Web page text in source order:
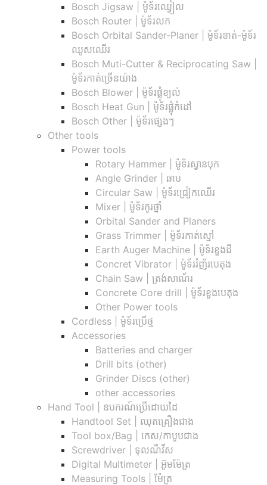
Bosch Jigsaw | ម៉ូទ័រឈ្វៀល
Bosch Router | ម៉ូទ័រលក
Bosch Orbital Sander-Planer​ | ម៉ូទ័រខាត់-ម៉ូទ័រ
ឈូសឈើរ
Bosch Muti-Cutter & Reciprocating Saw​ |
ម៉ូទ័រកាត់ច្រើនយ៉ាង
Bosch Blower | ម៉ូទ័រផ្លុំខ្យល់
Bosch Heat Gun | ម៉ូទ័រផ្លុំកំដៅ
Bosch Other | ម៉ូទ័រផ្សេងៗ
Other tools
Power tools
Rotary Hammer | ម៉ូទ័រស្វានបុក
Angle Grinder | ឆាប
Circular Saw​ | ម៉ូទ័រជ្រៀកឈើរ
Mixer | ម៉ូទ័រកូរថ្នាំ
Orbital Sander and Planers
Grass Trimmer | ម៉ូទ័រកាត់ស្មៅ
Earth Auger Machine | ម៉ូទ័រខួងដី
Concret Vibrator | ម៉ូទ័ររំញ័របេតុង
Chain Saw | ត្រង់សាណ័រ
Concrete Core drill | ម៉ូទ័រខួងបេតុង
Other Power tools
Cordless​ | ម៉ូទ័រប្រើថ្ម
Accessories
Batteries and charger
Drill bits (other)
Grinder Discs (other)
other accessories
Hand Tool | ឧបករណ៍ប្រើដោយដៃ
Handtool Set | ឈុតគ្រឿងជាង
Tool box/Bag | កេស/កាបូបជាង
Screwdriver | ទុលណឺវីស
Digital Multimeter | អ៊ូមម៉ែត្រ
Measuring Tools | ម៉ែត្រ